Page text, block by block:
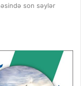
son səylər